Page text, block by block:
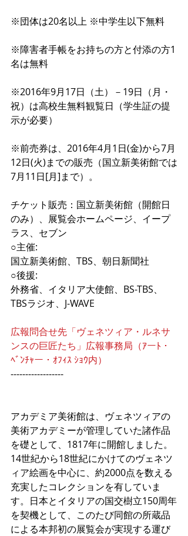
※団体は20名以上 ※中学生以下無料
※障害者手帳をお持ちの方と付添の方1
名は無料
※2016年9月17日（土）－19日（月・
祝）は高校生無料観覧日（学生証の提
示が必要）
※前売券は、2016年4月1日(金)から7月
12日(火)までの販売（国立新美術館では
7月11日[月]まで）。
チケット販売：国立新美術館（開館日
のみ）、展覧会ホームページ、イープ
ラス、セブン
○主催:
国立新美術館、TBS、朝日新聞社
○後援:
外務省、イタリア大使館、BS-TBS、
TBSラジオ、J-WAVE
広報問合せ先「ヴェネツィア・ルネサ
ンスの巨匠たち」広報事務局 （ｱーﾄ・
ﾍﾞﾝﾁｬー・ｵﾌｨｽ ｼｮｳ内）
------------------
アカデミア美術館は、ヴェネツィアの
美術アカデミーが管理していた諸作品
を礎として、1817年に開館しました。
14世紀から18世紀にかけてのヴェネツ
ィア絵画を中心に、約2000点を数える
充実したコレクションを有していま
す。日本とイタリアの国交樹立150周年
を契機として、このたび同館の所蔵品
による本邦初の展覧会が実現する運び